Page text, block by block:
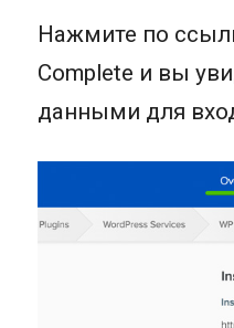
Нажмите по
Complete и вы
данными для